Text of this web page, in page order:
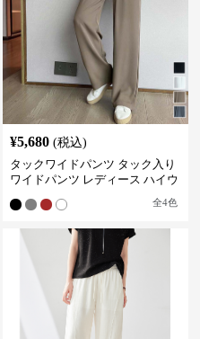
¥5,680 (税込)
タックワイドパンツ タック入り
ワイドパンツ レディース ハイウ
全4色